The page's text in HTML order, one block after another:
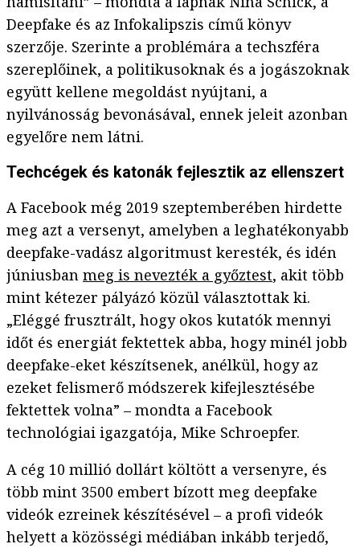
Deepfake és az Infokalipszis című könyv
szerzője. Szerinte a problémára a techszféra
szereplőinek, a politikusoknak és a jogászoknak
együtt kellene megoldást nyújtani, a
nyilvánosság bevonásával, ennek jeleit azonban
egyelőre nem látni.
Techcégek és katonák fejlesztik az ellenszert
A Facebook még 2019 szeptemberében hirdette
meg azt a versenyt, amelyben a leghatékonyabb
deepfake-vadász algoritmust keresték, és idén
júniusban meg is nevezték a győztest, akit több
mint kétezer pályázó közül választottak ki.
„Eléggé frusztrált, hogy okos kutatók mennyi
időt és energiát fektettek abba, hogy minél jobb
deepfake-eket készítsenek, anélkül, hogy az
ezeket felismerő módszerek kifejlesztésébe
fektettek volna” – mondta a Facebook
technológiai igazgatója, Mike Schroepfer.
A cég 10 millió dollárt költött a versenyre, és
több mint 3500 embert bízott meg deepfake
videók ezreinek készítésével – a profi videók
helyett a közösségi médiában inkább terjedő,